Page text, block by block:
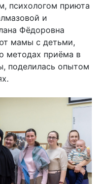
психологом приюта
и
Фёдоровна
мамы с детьми,
методах приёма в
поделилась опытом